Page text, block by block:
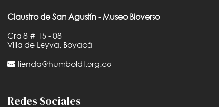
Claustro de San Agustín - Museo Bioverso
Cra 8 # 15 - 08
Villa de Leyva, Boyacá
tienda@humboldt.org.co
Redes Sociales